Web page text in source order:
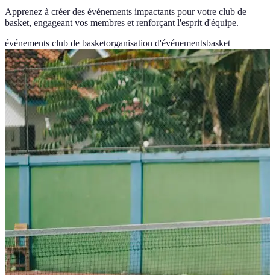
Apprenez à créer des événements impactants pour votre club de
basket, engageant vos membres et renforçant l'esprit d'équipe.
événements club de basketorganisation d'événementsbasket